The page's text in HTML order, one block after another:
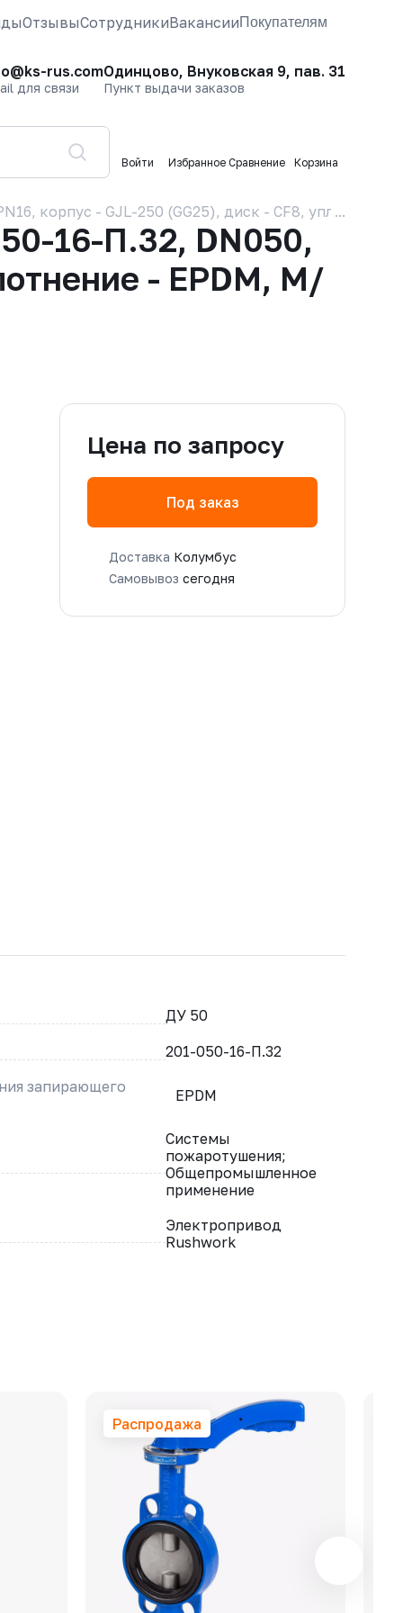
ОтзывыСотрудникиВакансииПокупателям
rus.com
для связи
Одинцово, Внуковская 9, пав. 31
Пункт выдачи заказов
Войти Избранное Сравнение Корзина
корпус - GJL-250 (GG25), диск - CF8,
16-П.32, DN050,
- EPDM, М/
Цена по запросу
Под заказ
Доставка Колумбус
Самовывоз сегодня
ДУ 50
201-050-16-П.32
запирающего
EPDM
Системы
пожаротушения;
Общепромышленное
применение
Электропривод
Rushwork
Распродажа